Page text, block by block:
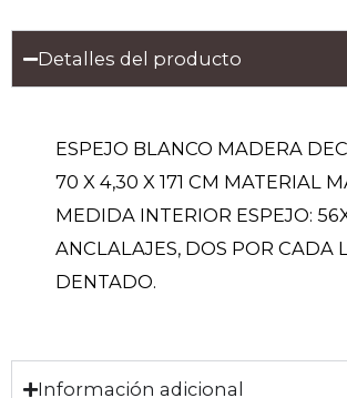
171
CMDetalles del producto
ESPEJO BLANCO MADERA
70 X 4,30 X 171 CM MATERIAL
MEDIDA INTERIOR ESPEJO:
ANCLALAJES, DOS POR CADA
DENTADO.
Información adicional